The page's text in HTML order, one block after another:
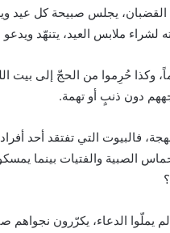
يجلس صبيحة كل عيد
ملابس العيد، يتنهّد ويدعو
وكذا حُرِموا من الحجّ إلى بيت
دون ذنبٍ أو تهمة.
بهجة، فالبيوت التي تفتقد أحد
الصبية والفتيات بينما
لم يملّوا الدعاء، يكرّرون